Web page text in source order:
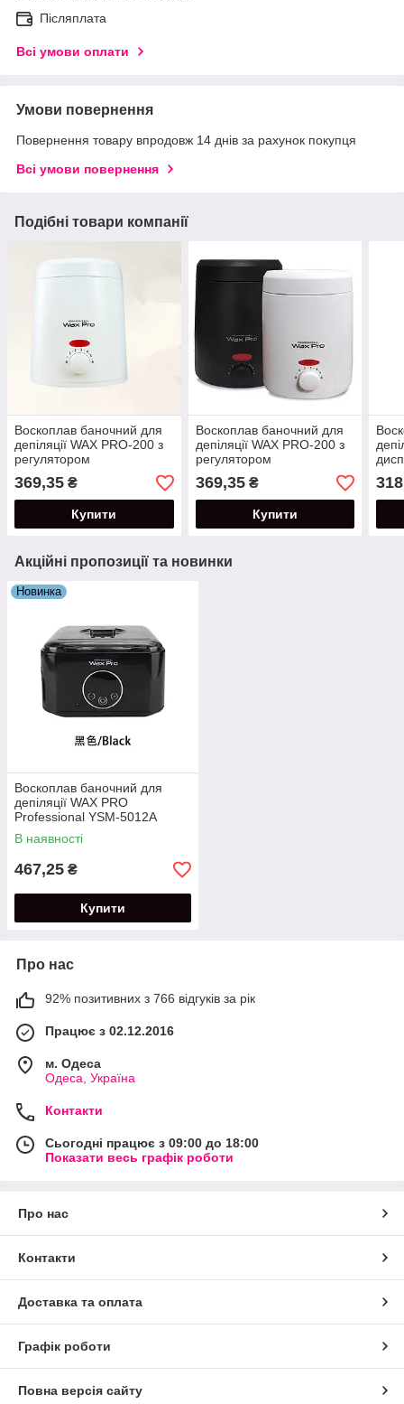
Післяплата
Всі умови оплати
Умови повернення
Повернення товару впродовж 14 днів за рахунок покупця
Всі умови повернення
Подібні товари компанії
Воскоплав баночний для
депіляції WAX PRO-200 з
регулятором
369,35 ₴
Купити
Воскоплав баночний для
депіляції WAX PRO-200 з
регулятором
369,35₴
Купити
Вт.
Акційні пропозиції та новинки
Новинка
Воскоплав баночний для
депіляції WAX PRO
Professional YSM-5012A
потужністю 100 Вт.
В наявності
467,25 ₴
Купити
Про нас
92% позитивних з 766 відгуків за рік
Працює з 02.12.2016
м. Одеса
Одеса, Україна
Контакти
Сьогодні працює з 09:00 до 18:00
Показати весь графік роботи
Про нас
Контакти
Доставка та оплата
Графік роботи
Повна версія сайту